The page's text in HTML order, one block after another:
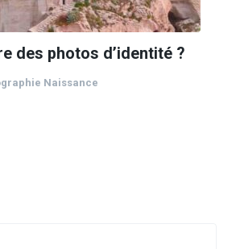
des photos d’identité ?
Naissance